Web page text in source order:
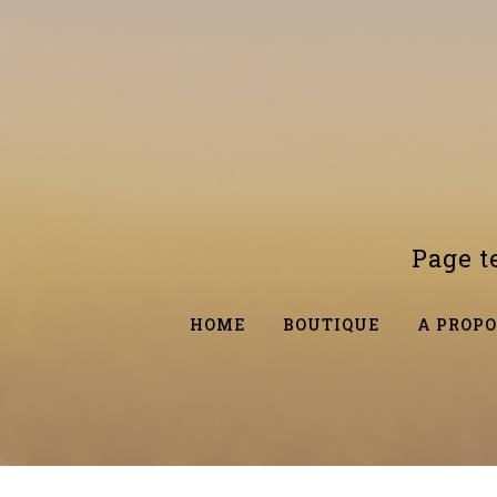
HOME BOUTIQUE A
Page